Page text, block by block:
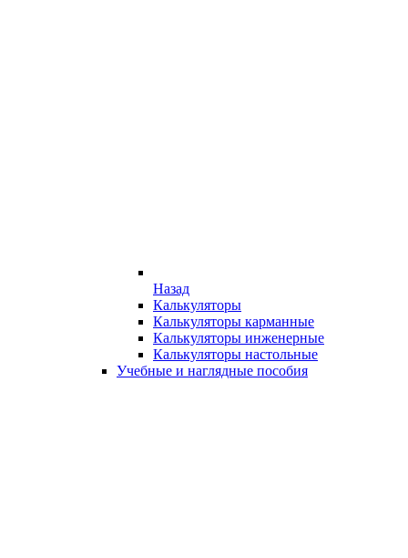
Назад
Калькуляторы
Калькуляторы карманные
Калькуляторы инженерные
Калькуляторы настольные
Учебные и наглядные пособия